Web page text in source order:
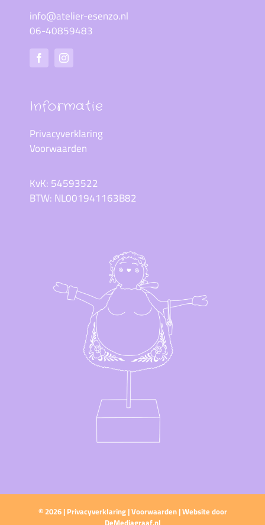
info@atelier-esenzo.nl
06-40859483
Informatie
Privacyverklaring
Voorwaarden
KvK: 54593522
BTW: NL001941163B82
©2026 | Privacyverklaring|Voorwaarden| Website door
DeMediagraaf.nl